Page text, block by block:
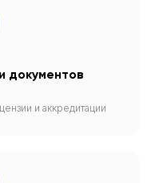
документов
и аккредитации